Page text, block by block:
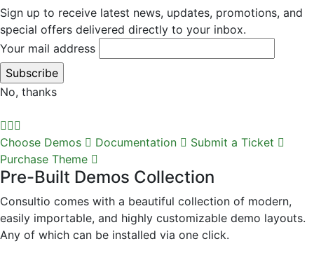
Sign up to receive latest news, updates, promotions, and
special offers delivered directly to your inbox.
Your mail address
No, thanks
Choose Demos Documentation
Submit a Ticket
Purchase Theme
Pre-Built Demos Collection
Consultio comes with a beautiful collection of modern,
easily importable, and highly customizable demo layouts.
Any of which can be installed via one click.